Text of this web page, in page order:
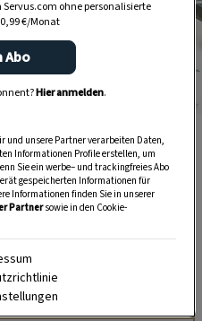
Foto: BIld: Eisenhut &amp; Mayer
Mühlbauer hat ihrer
Fleisch von
flaumigen
Diese soll
ohne personalisierte
€/Monat
Abo
Hier anmelden.
und unsere Partner verarbeiten Daten,
Informationen Profile erstellen, um
Sie ein werbe– und trackingfreies Abo
gespeicherten Informationen für
Informationen finden Sie in unserer
Partnersowie in den Cookie-